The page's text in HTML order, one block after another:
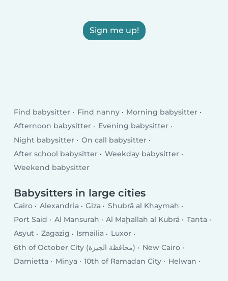
Sign me up!
Find babysitter Find nanny
Morning babysitter
Afternoon babysitter
Evening babysitter
Night babysitter
On call babysitter
After school babysitter
Weekday babysitter
Weekend babysitter
Babysitters in large cities
Cairo Alexandria Giza
Shubrā al Khaymah
Port Said
Al Mansurah Al Maḩallah al Kubrá
Tanta
Asyut
Zagazig Ismailia
Luxor
6th of October City (محافظة الجيزة)
New Cairo
Damietta
Minya 10th of Ramadan City
Helwan
Hurghada
Kafr ash Shaykh Qalyub Mīt Ghamr